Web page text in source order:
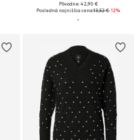
Pôvodne: 42,90 €
Posledná najnižšia cena:13,52 €-12%